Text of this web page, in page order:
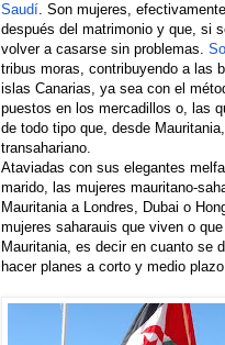
Saudí. Son mujeres,
después del matrimonio y que, si
volver a casarse sin problemas.
tribus moras, contribuyendo a las
islas Canarias, ya sea con el
puestos en los mercadillos o, las
de todo tipo que, desde
transahariano.
Ataviadas con sus elegantes
marido, las mujeres mauritano-
Mauritania a Londres, Dubai o
mujeres saharauis que viven o
Mauritania, es decir en cuanto se
hacer planes a corto y medio